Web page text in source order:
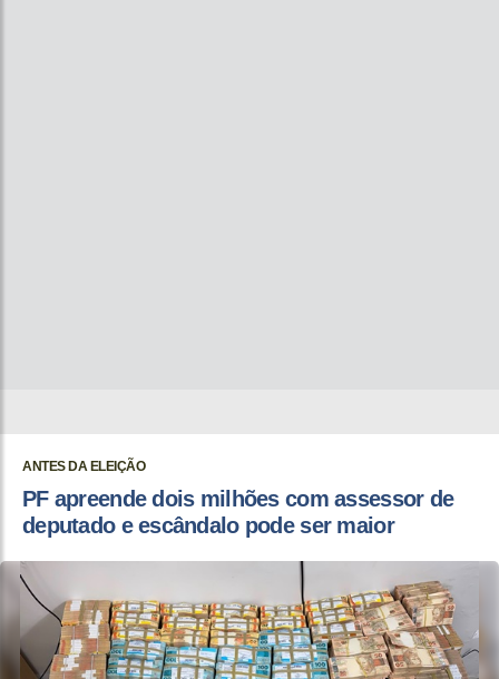
ANTES DA ELEIÇÃO
PF apreende dois milhões com assessor de
deputado e escândalo pode ser maior